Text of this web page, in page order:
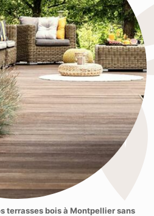
terrasses bois à Montpellier sans